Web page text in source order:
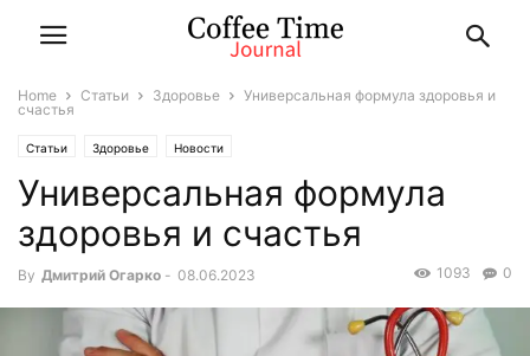
Home Статьи Здоровье
Универсальная формула здоровья и
счастья
Статьи Здоровье Новости
Универсальная формула
здоровья и счастья
By Дмитрий Огарко - 08.06.2023 0
1093